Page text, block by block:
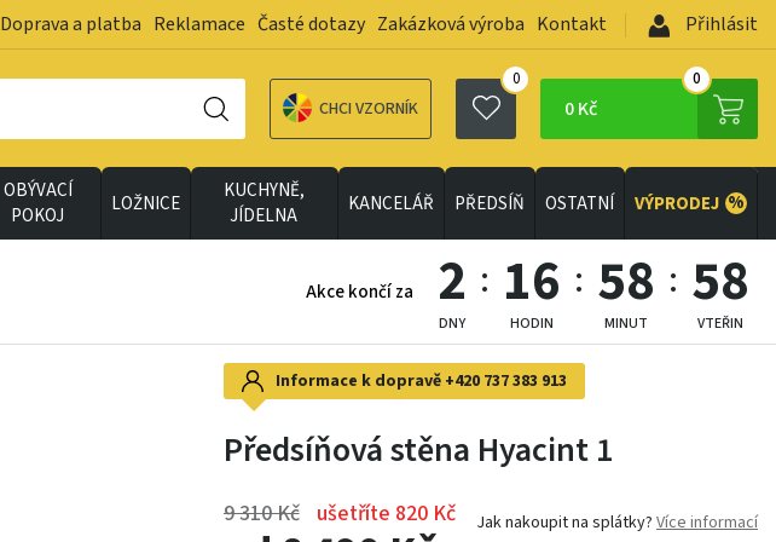
Doprava a platba Reklamace Časté dotazy Zakázková výroba Kontakt Přihlásit
CHCI VZORNÍK
0
0 Kč
0
OBÝVACÍ
POKOJ
LOŽNICE
KUCHYNĚ,
JÍDELNA
KANCELÁŘ PŘEDSÍŇ OSTATNÍ VÝPRODEJ %
Akce končí za 2
DNY
16
HODIN
58
MINUT
56
VTEŘIN
Informace k dopravě +420 737 383 913
Předsíňová stěna Hyacint 1
9 310 Kč ušetříte 820 Kč Jak nakoupit na splátky? Více informací